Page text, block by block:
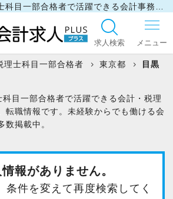
求人検索
ログイン
マイリスト
理士科目一部合格者 東京都
目黒
目一部合格者で活躍できる会計・税理
転職情報です。未経験からでも働ける会
数掲載中。
報がありません。
条件を変えて再度検索してく